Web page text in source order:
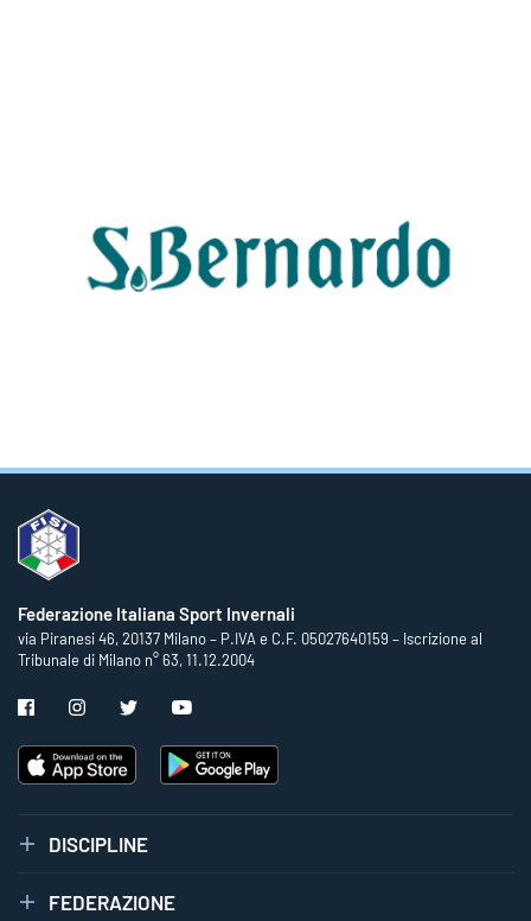
Federazione Italiana Sport Invernali
via Piranesi 46, 20137 Milano – P.IVA e C.F. 05027640159 – Iscrizione al
Tribunale di Milano n° 63, 11.12.2004
DISCIPLINE
FEDERAZIONE